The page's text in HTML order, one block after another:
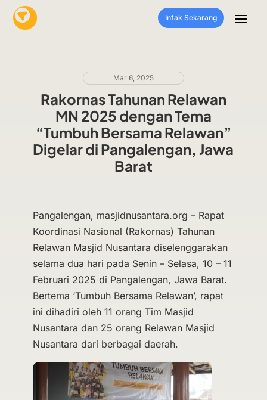
Infak Sekarang
Mar 6, 2025
Rakornas Tahunan Relawan
MN 2025 dengan Tema
“Tumbuh Bersama Relawan”
Digelar di Pangalengan, Jawa
Barat
Pangalengan, masjidnusantara.org – Rapat
Koordinasi Nasional (Rakornas) Tahunan
Relawan Masjid Nusantara diselenggarakan
selama dua hari pada Senin – Selasa, 10 – 11
Februari 2025 di Pangalengan, Jawa Barat.
Bertema ‘Tumbuh Bersama Relawan’, rapat
ini dihadiri oleh 11 orang Tim Masjid
Nusantara dan 25 orang Relawan Masjid
Nusantara dari berbagai daerah.